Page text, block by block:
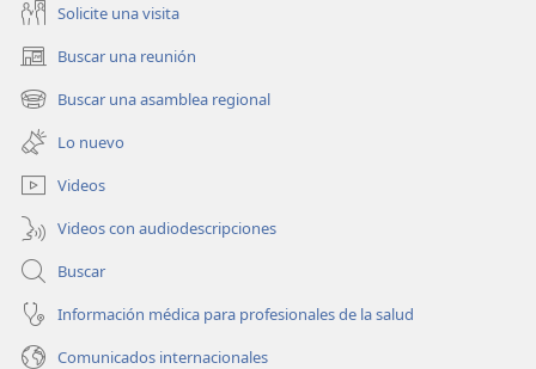
Solicite una visita
Buscar una reunión
(abre
una
nueva
ventana)
Buscar una asamblea regional
(abre
una
nueva
ventana)
Lo nuevo
Videos
Videos con audiodescripciones
Buscar
Información médica para profesionales de la salud
Comunicados internacionales